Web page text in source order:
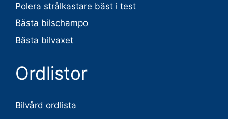
Polera strålkastare bäst i test
Bästa bilschampo
Bästa bilvaxet
Ordlistor
Bilvård ordlista